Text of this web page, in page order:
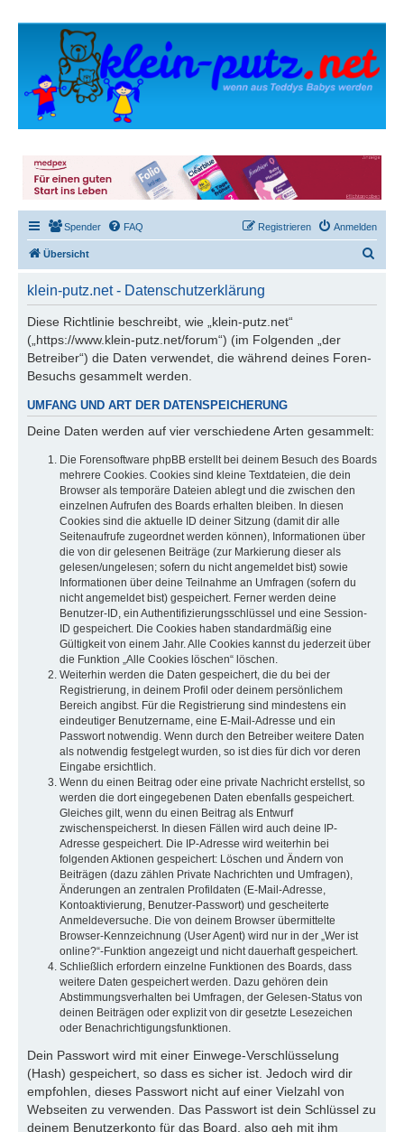
Spender FAQ Anmelden
Registrieren
Übersicht
klein-putz.net - Datenschutzerklärung
Diese Richtlinie beschreibt, wie „klein-putz.net“
(„https://www.klein-putz.net/forum“) (im Folgenden „der
Betreiber“) die Daten verwendet, die während deines Foren-
Besuchs gesammelt werden.
UMFANG UND ART DER DATENSPEICHERUNG
Deine Daten werden auf vier verschiedene Arten gesammelt:
Die Forensoftware phpBB erstellt bei deinem Besuch des Boards
mehrere Cookies. Cookies sind kleine Textdateien, die dein
Browser als temporäre Dateien ablegt und die zwischen den
einzelnen Aufrufen des Boards erhalten bleiben. In diesen
Cookies sind die aktuelle ID deiner Sitzung (damit dir alle
Seitenaufrufe zugeordnet werden können), Informationen über
die von dir gelesenen Beiträge (zur Markierung dieser als
gelesen/ungelesen; sofern du nicht angemeldet bist) sowie
Informationen über deine Teilnahme an Umfragen (sofern du
nicht angemeldet bist) gespeichert. Ferner werden deine
Benutzer-ID, ein Authentifizierungsschlüssel und eine Session-
ID gespeichert. Die Cookies haben standardmäßig eine
Gültigkeit von einem Jahr. Alle Cookies kannst du jederzeit über
die Funktion „Alle Cookies löschen“ löschen.
Weiterhin werden die Daten gespeichert, die du bei der
Registrierung, in deinem Profil oder deinem persönlichem
Bereich angibst. Für die Registrierung sind mindestens ein
eindeutiger Benutzername, eine E-Mail-Adresse und ein
Passwort notwendig. Wenn durch den Betreiber weitere Daten
als notwendig festgelegt wurden, so ist dies für dich vor deren
Eingabe ersichtlich.
Wenn du einen Beitrag oder eine private Nachricht erstellst, so
werden die dort eingegebenen Daten ebenfalls gespeichert.
Gleiches gilt, wenn du einen Beitrag als Entwurf
zwischenspeicherst. In diesen Fällen wird auch deine IP-
Adresse gespeichert. Die IP-Adresse wird weiterhin bei
folgenden Aktionen gespeichert: Löschen und Ändern von
Beiträgen (dazu zählen Private Nachrichten und Umfragen),
Änderungen an zentralen Profildaten (E-Mail-Adresse,
Kontoaktivierung, Benutzer-Passwort) und gescheiterte
Anmeldeversuche. Die von deinem Browser übermittelte
Browser-Kennzeichnung (User Agent) wird nur in der „Wer ist
online?“-Funktion angezeigt und nicht dauerhaft gespeichert.
Schließlich erfordern einzelne Funktionen des Boards, dass
weitere Daten gespeichert werden. Dazu gehören dein
Abstimmungsverhalten bei Umfragen, der Gelesen-Status von
deinen Beiträgen oder explizit von dir gesetzte Lesezeichen
oder Benachrichtigungsfunktionen.
Dein Passwort wird mit einer Einwege-Verschlüsselung
(Hash) gespeichert, so dass es sicher ist. Jedoch wird dir
empfohlen, dieses Passwort nicht auf einer Vielzahl von
Webseiten zu verwenden. Das Passwort ist dein Schlüssel zu
deinem Benutzerkonto für das Board, also geh mit ihm